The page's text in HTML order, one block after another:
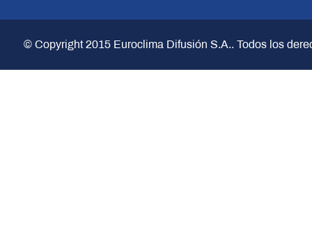
© Copyright 2015 Euroclima Difusión S.A.. Todos los